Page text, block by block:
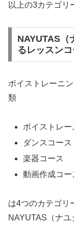
以上の3カテゴリ
NAYUTAS（
るレッスン
ボイストレーニ
類
ボイストレー
ダンスコース
楽器コース
動画作成コー
は4つのカテゴリ
NAYUTAS（ナ